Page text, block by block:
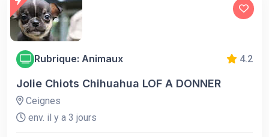
Rubrique: Animaux 4.2
Jolie Chiots Chihuahua LOF A DONNER
Ceignes
env. il y a 3 jours